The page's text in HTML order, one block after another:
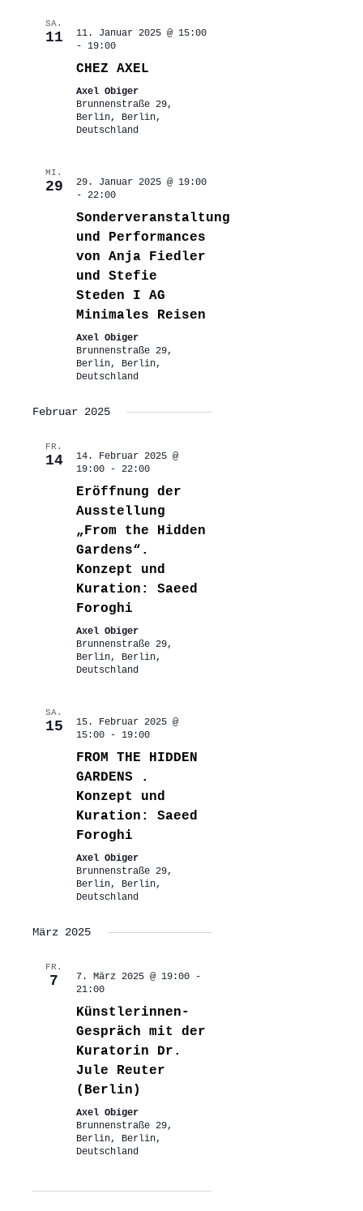
SA.
11
11. Januar 2025 @ 15:00
- 19:00
CHEZ AXEL
Axel Obiger
Brunnenstraße 29,
Berlin, Berlin,
Deutschland
MI.
29
29. Januar 2025 @ 19:00
- 22:00
Sonderveranstaltung
und Performances
von Anja Fiedler
und Stefie
Steden I AG
Minimales Reisen
Axel Obiger
Brunnenstraße 29,
Berlin, Berlin,
Deutschland
Februar 2025
FR.
14
14. Februar 2025 @
19:00- 22:00
Eröffnung der
Ausstellung
„From the Hidden
Gardens“.
Konzept und
Kuration: Saeed
Foroghi
Axel Obiger
Brunnenstraße 29,
Berlin, Berlin,
Deutschland
SA.
15
15. Februar 2025 @
15:00- 19:00
FROM THE HIDDEN
GARDENS .
Konzept und
Kuration: Saeed
Foroghi
Axel Obiger
Brunnenstraße 29,
Berlin, Berlin,
Deutschland
März 2025
FR.
7 7. März 2025 @ 19:00-
21:00
Künstlerinnen-
Gespräch mit der
Kuratorin Dr.
Jule Reuter
(Berlin)
Axel Obiger
Brunnenstraße 29,
Berlin, Berlin,
Deutschland